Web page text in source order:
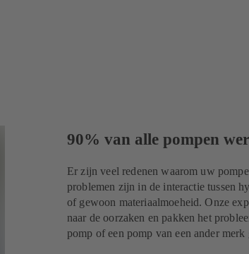
90% van alle pompen
Er zijn veel redenen waarom uw
problemen zijn in de interactie tussen
of gewoon materiaalmoeheid. Onze
naar de oorzaken en pakken het
pomp of een pomp van een ander merk